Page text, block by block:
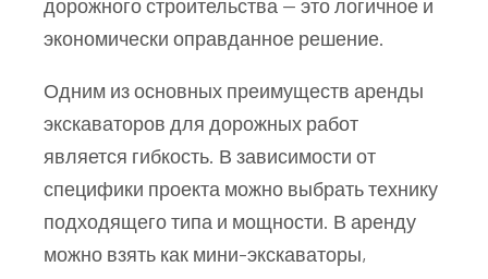
дорожного строительства — это логичное и
экономически оправданное решение.
Одним из основных преимуществ аренды
экскаваторов для дорожных работ
является гибкость. В зависимости от
специфики проекта можно выбрать технику
подходящего типа и мощности. В аренду
можно взять как мини-экскаваторы,